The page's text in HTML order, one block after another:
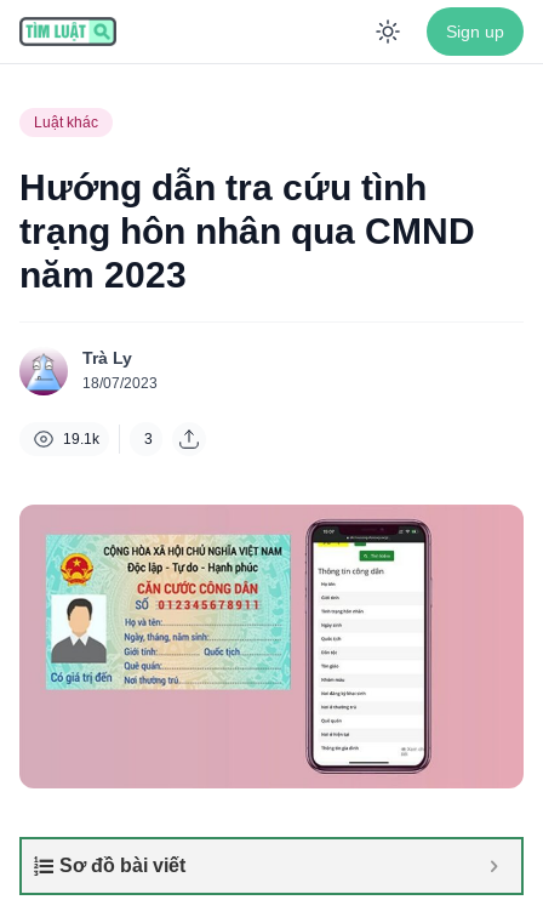
Enable
Sign up
Luật khác
Hướng dẫn tra cứu tình
trạng hôn nhân qua CMND
năm 2023
Trà Ly
18/07/2023
19.1k 3
Sơ đồ bài viết